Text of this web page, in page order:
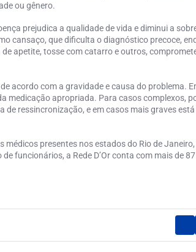
ou gênero.
prejudica a qualidade de vida e diminui a
cansaço, que dificulta o diagnóstico precoce,
apetite, tosse com catarro e outros,
acordo com a gravidade e causa do problema.
medicação apropriada. Para casos complexos,
ressincronização, e em casos mais graves
presentes nos estados do Rio de
funcionários, a Rede D’Or conta com mais de